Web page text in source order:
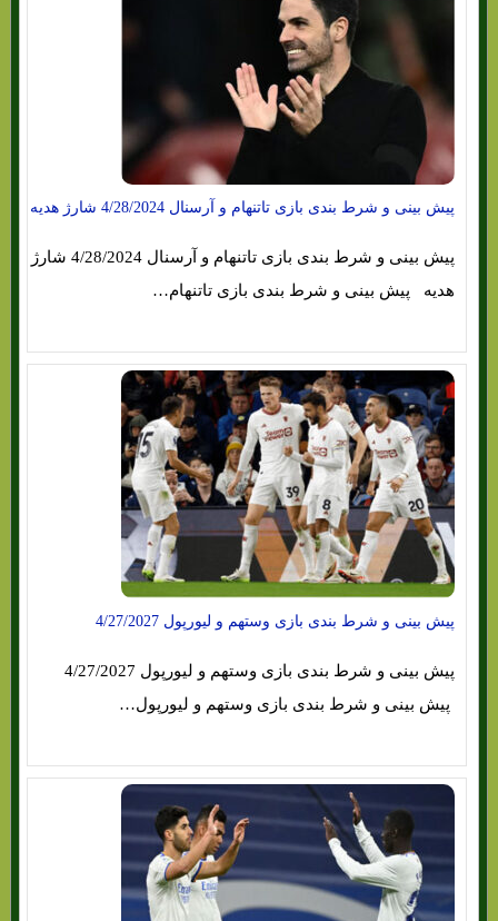
پیش بینی و شرط بندی بازی تاتنهام و آرسنال 4/28/2024 شارژ هدیه
پیش بینی و شرط بندی بازی تاتنهام و آرسنال 4/28/2024 شارژ
هدیه پیش بینی و شرط بندی بازی تاتنهام…
پیش بینی و شرط بندی بازی وستهم و لیورپول 4/27/2027
پیش بینی و شرط بندی بازی وستهم و لیورپول…